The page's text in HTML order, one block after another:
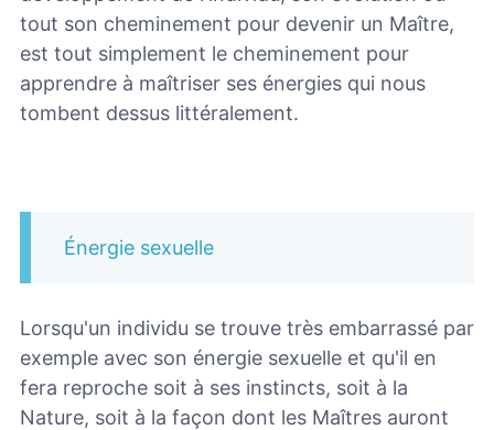
tout son cheminement pour devenir un Maître,
est tout simplement le cheminement pour
apprendre à maîtriser ses énergies qui nous
tombent dessus littéralement.
Énergie sexuelle
Lorsqu'un individu se trouve très embarrassé par
exemple avec son énergie sexuelle et qu'il en
fera reproche soit à ses instincts, soit à la
Nature, soit à la façon dont les Maîtres auront